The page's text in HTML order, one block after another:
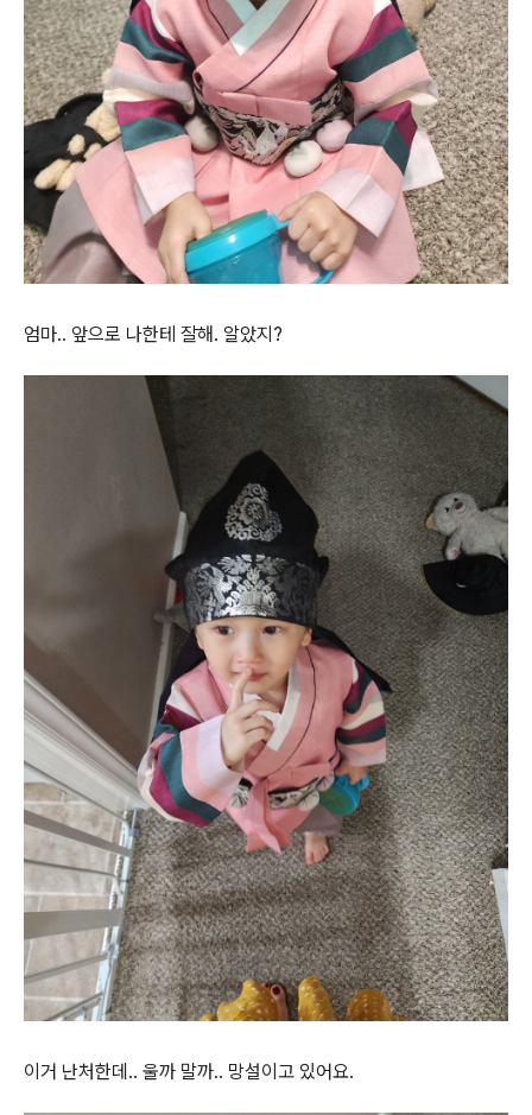
엄마.. 앞으로 나한테 잘해. 알았지?
이거 난처한데.. 울까 말까.. 망설이고 있어요.